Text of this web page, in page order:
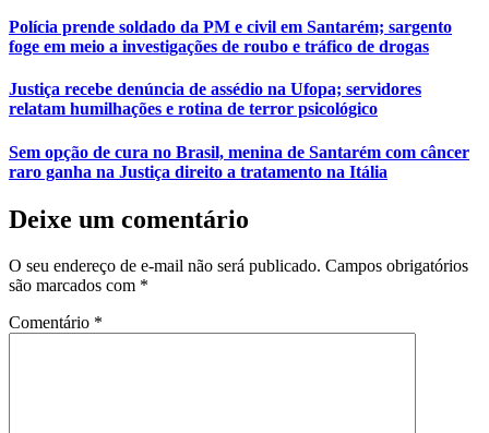
Polícia prende soldado da PM e civil em Santarém; sargento
foge em meio a investigações de roubo e tráfico de drogas
Justiça recebe denúncia de assédio na Ufopa; servidores
relatam humilhações e rotina de terror psicológico
Sem opção de cura no Brasil, menina de Santarém com câncer
raro ganha na Justiça direito a tratamento na Itália
Deixe um comentário
O seu endereço de e-mail não será publicado. Campos obrigatórios
são marcados com *
Comentário *